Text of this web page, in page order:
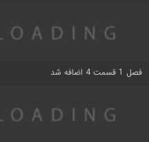
فصل 1 قسمت 4 اضافه شد